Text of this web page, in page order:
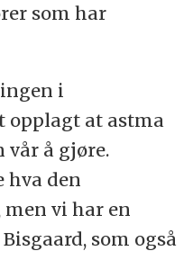
som har
i
opplagt at astma
vår å gjøre.
den
vi har en
som også